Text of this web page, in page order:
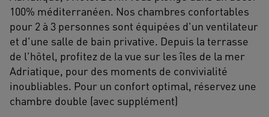
100% méditerranéen. Nos chambres confortables
pour 2 à 3 personnes sont équipées d'un ventilateur
et d'une salle de bain privative. Depuis la terrasse
de l'hôtel, profitez de la vue sur les îles de la mer
Adriatique, pour des moments de convivialité
inoubliables. Pour un confort optimal, réservez une
chambre double (avec supplément)